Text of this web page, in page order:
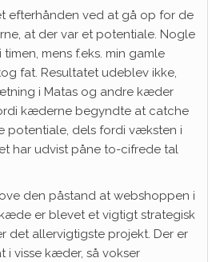
efterhånden ved at gå op for de
at der var et potentiale. Nogle
mens f.eks. min gamle
fat. Resultatet udeblev ikke,
i Matas og andre kæder
kæderne begyndte at catche
potentiale, dels fordi væksten i
har udvist påne to-cifrede tal
den påstand at webshoppen i
er blevet et vigtigt strategisk
det allervigtigste projekt. Der er
i visse kæder, så vokser